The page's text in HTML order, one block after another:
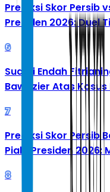
Prediksi Skor Persib
Presiden 2026: Duel
6
Suami Endah
Bawazier Atas
7
Prediksi Skor Persib
Piala Presiden 2026:
8